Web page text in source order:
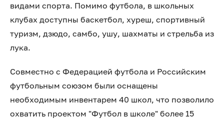
видами спорта. Помимо футбола, в школьных
клубах доступны баскетбол, хуреш, спортивный
туризм, дзюдо, самбо, ушу, шахматы и стрельба из
лука.
Совместно с Федерацией футбола и Российским
футбольным союзом были оснащены
необходимым инвентарем 40 школ, что позволило
охватить проектом "Футбол в школе" более 15